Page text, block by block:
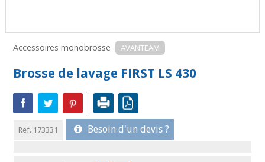
Accessoires monobrosse AVANTEAM
Brosse de lavage FIRST LS 430
Ref. 173331 Besoin d'un devis ?